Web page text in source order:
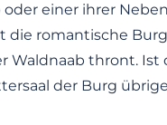
einer ihrer
die romantische
Waldnaab thront.
der Burg